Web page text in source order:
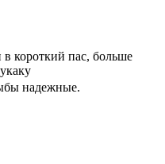
в короткий пас, больше
надежные.